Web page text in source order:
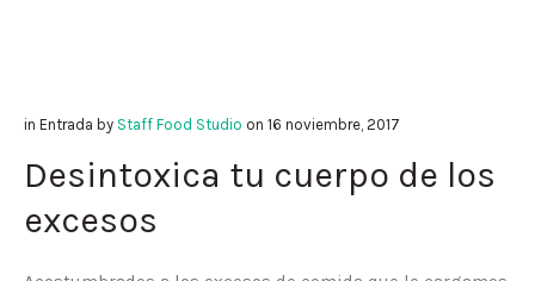
in Entrada by Staff Food Studio on 16 noviembre, 2017
Desintoxica tu cuerpo de los
excesos